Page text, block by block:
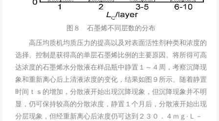
图８ 石墨烯不同层数的分布
高压均质机均质压力的提高以及对表面活性剂种类和浓度的
选择、控制是获得高的单层石墨烯比例的主要原因。将所得可高
达浓度的石墨烯水分散液在样品瓶中静置１～４周，考察沉降现
象和重新离心后上清液浓度的变化，结果如图９所示。随着静置
时间ｔｓ的增加，分散液开始出现沉降现象，但沉降现象并不明
显，仍可保持较高的分散浓度，静置１个月后，分散液开始出现
分层现象，但经重新离心后浓度仍可达到２３０．４ｍｇ·Ｌ－